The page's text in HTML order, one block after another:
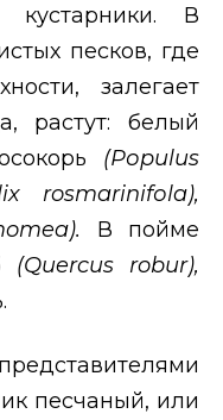
В
песков, где
залегает
растут: белый
(Роpulus
rosmarinifоla),
). В пойме
(Quercus robur),
песчаный, или